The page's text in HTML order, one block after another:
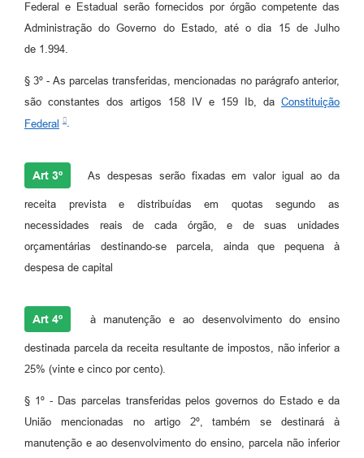
Federal e Estadual serão fornecidos por órgão competente das
Administração do Governo do Estado, até o dia 15 de Julho
de 1.994.
§ 3º - As parcelas transferidas, mencionadas no parágrafo anterior,
são constantes dos artigos 158 IV e 159 Ib, da Constituição
Federal
.
Art 3º As despesas serão fixadas em valor igual ao da
receita prevista e distribuídas em quotas segundo as
necessidades reais de cada órgão, e de suas unidades
orçamentárias destinando-se parcela, ainda que pequena à
despesa de capital
Art 4º à manutenção e ao desenvolvimento do ensino
destinada parcela da receita resultante de impostos, não inferior a
25% (vinte e cinco por cento).
§ 1º - Das parcelas transferidas pelos governos do Estado e da
União mencionadas no artigo 2º, também se destinará à
manutenção e ao desenvolvimento do ensino, parcela não inferior